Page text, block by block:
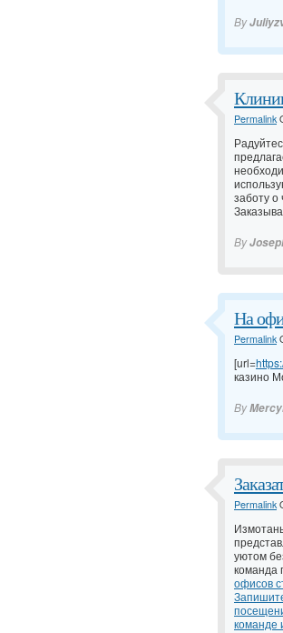
By
Permalink
заботу
By
На
Permalink
[url=
казино
By
Permalink
уютом
команда
офисов
команде